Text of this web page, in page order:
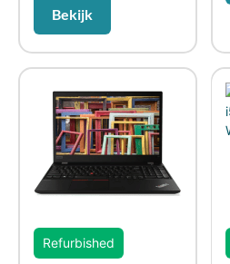
Bekijk
Refurbished